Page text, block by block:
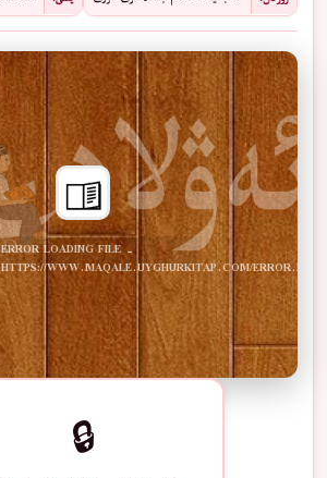
ERROR LOADING FILE -
HTTPS://WWW.MAQALE.UYGHURKITAP.COM/ERROR.PDF
🔒